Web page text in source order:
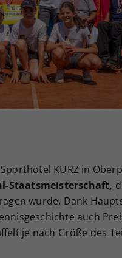
KURZ in
Staatsmeisterschaft,
wurde. Dank
auch
je nach Größe des
Ihrer
Webseiten-